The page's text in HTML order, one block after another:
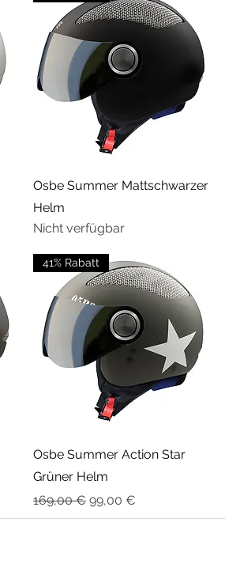
Schnellansicht
Osbe Summer Mattschwarzer
Helm
Nicht verfügbar
Schnellansicht
41% Rabatt
Osbe Summer Action Star
Grüner Helm
Standardpreis
169,00 € Sale-Preis
99,00 €